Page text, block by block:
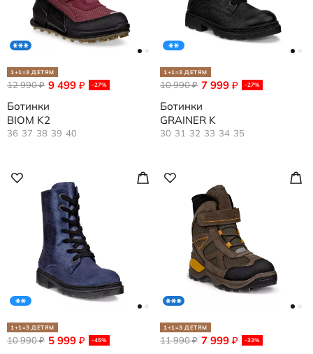
1+1=3 ДЕТЯМ
9 499 ₽ -27%
12 990₽
Ботинки
BIOM K2
36 37 38 39 40
1+1=3 ДЕТЯМ
7 999 ₽ -27%
10 990₽
Ботинки
GRAINER K
30 31 32 33 34 35
1+1=3 ДЕТЯМ
5 999 ₽ -45%
10 990₽
1+1=3 ДЕТЯМ
7 999 ₽ -33%
11 990₽